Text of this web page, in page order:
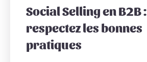
Social Selling en B2B :
respectez les bonnes
pratiques